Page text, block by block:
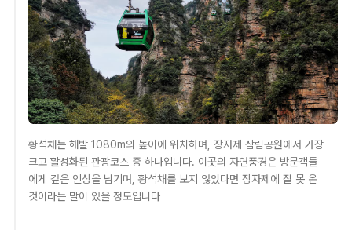
황석채는 해발 1080m의 높이에 위치하며, 장자제 삼림공원에서 가장
크고 활성화된 관광코스 중 하나입니다. 이곳의 자연풍경은 방문객들
에게 깊은 인상을 남기며, 황석채를 보지 않았다면 장자제에 잘 못 온
것이라는 말이 있을 정도입니다